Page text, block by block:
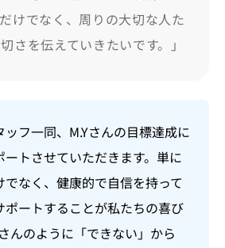
けでなく、周りの大切な人た
さを伝えていきたいです。」
ッフ一同、M.Yさんの目標達成に
トさせていただきます。単に
なく、健康的で自信を持って
ポートすることが私たちの喜び
んのように「できない」から